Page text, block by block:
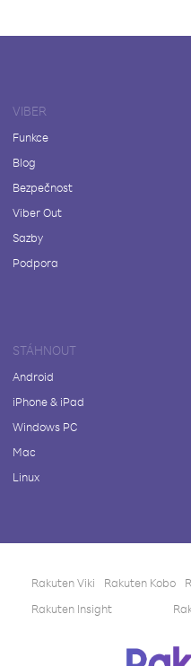
VIBER
Funkce
Blog
Bezpečnost
Viber Out
Sazby
Podpora
STÁHNOUT
Android
iPhone & iPad
Windows PC
Mac
Linux
Rakuten Viki Rakuten Kobo
Rakuten Insight